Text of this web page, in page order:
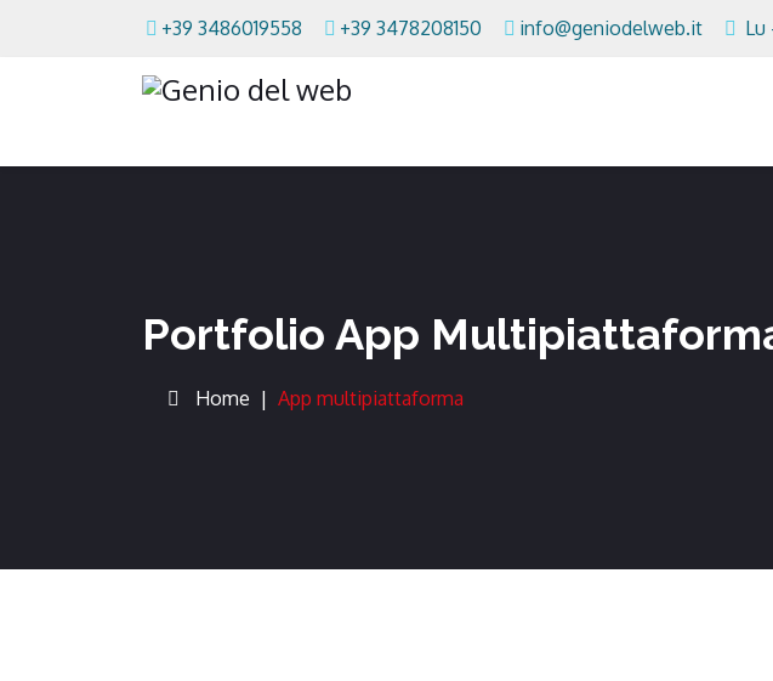
+39 3486019558 +39 3478208150 info@geniodelweb.it Lu
Portfolio App
Home App multipiattaforma